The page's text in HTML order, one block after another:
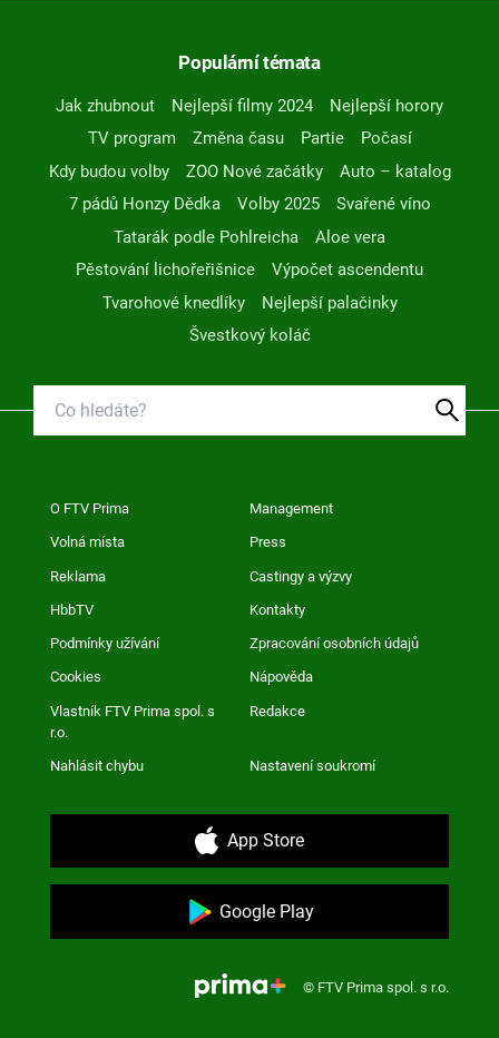
Populární témata
Jak zhubnout Nejlepší filmy 2024
Nejlepší horory
TV program
Změna času Partie
Počasí
Kdy budou volby
ZOO Nové začátky
Auto – katalog
7 pádů Honzy Dědka
Volby 2025
Svařené víno
Tatarák podle Pohlreicha
Aloe vera
Pěstování lichořeřišnice
Výpočet ascendentu
Tvarohové knedlíky
Nejlepší palačinky
Švestkový koláč
O FTV Prima Management
Volná místa Press
Reklama Castingy a výzvy
HbbTV Kontakty
Podmínky užívání Zpracování osobních údajů
Cookies Nápověda
Vlastník FTV Prima spol. s
r.o.
Redakce
Nahlásit chybu Nastavení soukromí
App Store
Google Play
© FTV Prima spol. s r.o.